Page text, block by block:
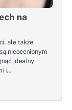
na
ale także
nieocenionym
idealny
i…